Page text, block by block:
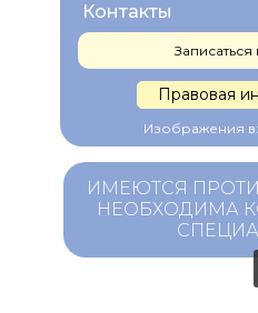
Правовая
Контакты
Изображения
ИМЕЮТСЯ
НЕОБХОДИМА